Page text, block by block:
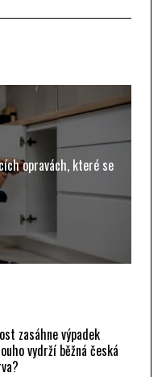
C
opravách, které se
zasáhne výpadek
vydrží běžná česká